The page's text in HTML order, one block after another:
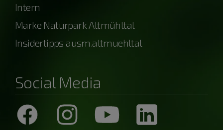
Intern
Marke Naturpark Altmühltal
Insidertipps ausm.altmuehltal
Social Media